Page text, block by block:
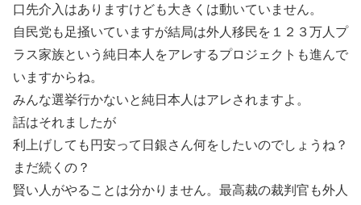
口先介入はありますけども大きくは動いていません。
自民党も足掻いていますが結局は外人移民を１２３万人プ
ラス家族という純日本人をアレするプロジェクトも進んで
いますからね。
みんな選挙行かないと純日本人はアレされますよ。
話はそれましたが
利上げしても円安って日銀さん何をしたいのでしょうね？
まだ続くの？
賢い人がやることは分かりません。最高裁の裁判官も外人